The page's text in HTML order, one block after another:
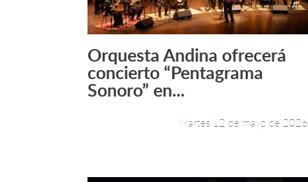
Leer más +
Orquesta Andina ofrecerá
concierto “Pentagrama
Sonoro” en...
Martes 12 de mayo de 2026